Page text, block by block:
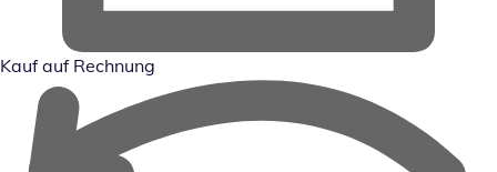
Kauf auf Rechnung